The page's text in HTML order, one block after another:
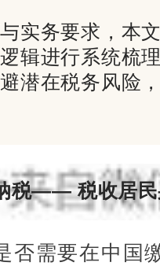
实务要求，本
辑进行系统梳
潜在税务风险
税—— 税收居民
否需要在中国